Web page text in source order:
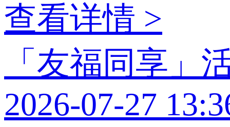
查看详情 >
「友福同享」
2026-07-27